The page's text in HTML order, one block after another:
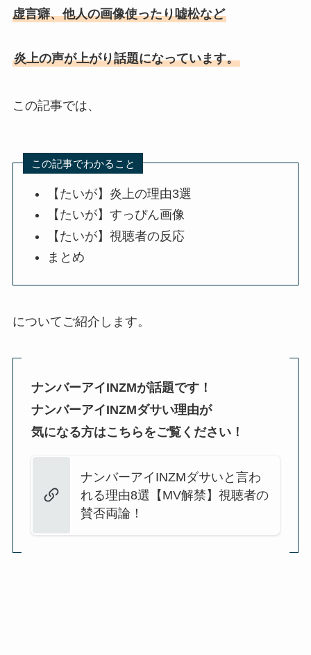
虚言癖、他人の画像使ったり嘘松など
炎上の声が上がり話題になっています。
この記事では、
この記事でわかること
【たいが】炎上の理由3選
【たいが】すっぴん画像
【たいが】視聴者の反応
まとめ
についてご紹介します。
ナンバーアイINZMが話題です！
ナンバーアイINZMダサい理由が
気になる方はこちらをご覧ください！
ナンバーアイINZMダサいと言わ
れる理由8選【MV解禁】視聴者の
賛否両論！